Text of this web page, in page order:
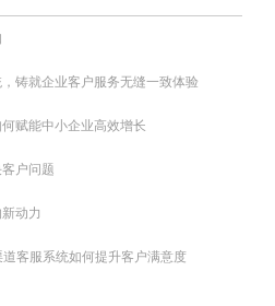
铸就企业客户服务无缝一致体验
赋能中小企业高效增长
户问题
动力
客服系统如何提升客户满意度